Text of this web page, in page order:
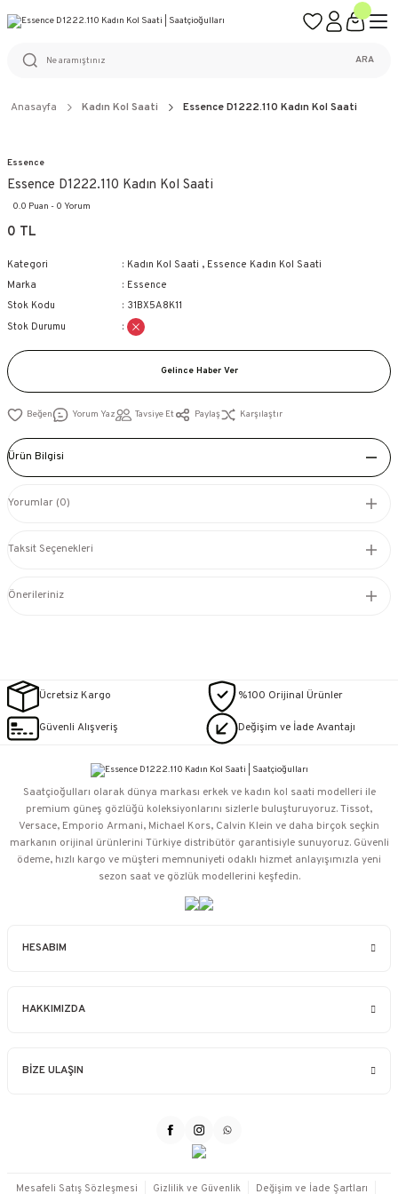
%100 ORİJİNAL ÜRÜN GARANTİSİ
ARA
Anasayfa Kadın Kol Saati Essence D1222.110 Kadın Kol Saati
Essence
Essence D1222.110 Kadın Kol Saati
0.0 Puan - 0 Yorum
0 TL
Kategori Kadın Kol Saati , Essence Kadın Kol Saati
Marka
Essence
Stok Kodu
31BX5A8K11
Stok Durumu
Gelince Haber Ver
Yorum Yaz Tavsiye Et Paylaş Karşılaştır
Ürün Bilgisi
Yorumlar (0)
Taksit Seçenekleri
Önerileriniz
Ücretsiz Kargo %100 Orijinal Ürünler
Güvenli Alışveriş Değişim ve İade Avantajı
HESABIM
HAKKIMIZDA
BİZE ULAŞIN
Saatçioğulları⁠ olarak dünya markası erkek ve kadın kol saati modelleri ile
premium güneş gözlüğü koleksiyonlarını sizlerle buluşturuyoruz. Tissot,
Versace, Emporio Armani, Michael Kors, Calvin Klein ve daha birçok seçkin
markanın orijinal ürünlerini Türkiye distribütör garantisiyle sunuyoruz. Güvenli
ödeme, hızlı kargo ve müşteri memnuniyeti odaklı hizmet anlayışımızla yeni
sezon saat ve gözlük modellerini keşfedin.
Mesafeli Satış Sözleşmesi Gizlilik ve Güvenlik Değişim ve İade Şartları